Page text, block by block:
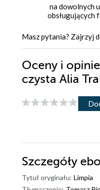
na dowolnych
obsługujących
Masz pytania? Zajrzyj
Oceny i
czysta Alia
Szczegóły
Tytuł oryginału: Limpia